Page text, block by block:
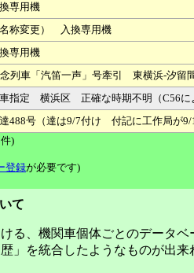
専用機
称変更） 入換専用機
専用機
列車「汽笛一声」号牽引 東横浜-汐留
指定 横浜区 正確な時期不明（C56に
488号（達は9/7付け 付記に工作局が9/1
件)
登録が必要です)
て
る、機関車個体ごとのデータベ
」を統合したようなものが出来